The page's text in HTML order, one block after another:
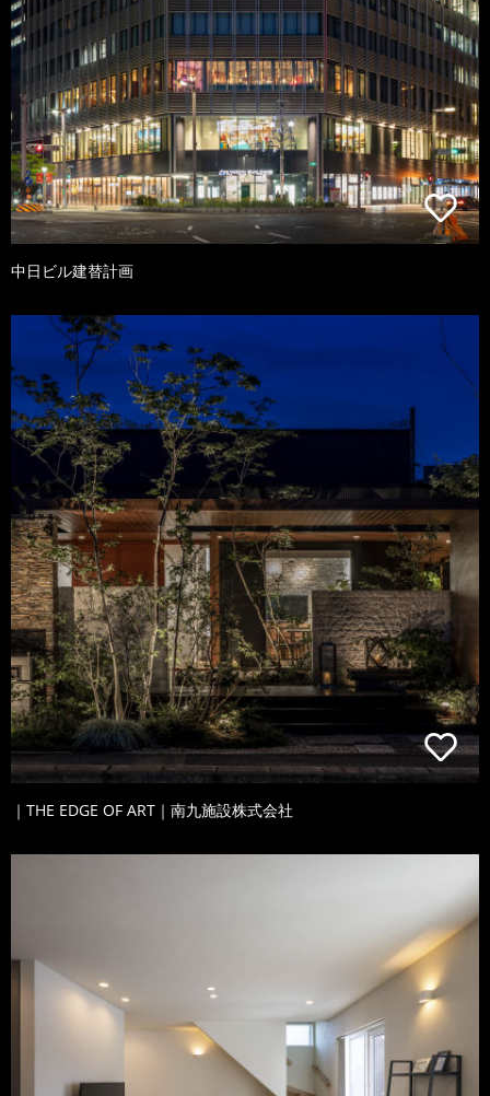
中日ビル建替計画
｜THE EDGE OF ART｜南九施設株式会社